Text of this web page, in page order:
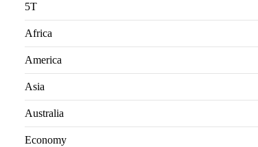
5T
Africa
America
Asia
Australia
Economy